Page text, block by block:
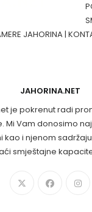
JAHORINA |
JAHORINA.NET
je pokrenut radi
Mi Vam donosimo
kao i njenom
smještajne